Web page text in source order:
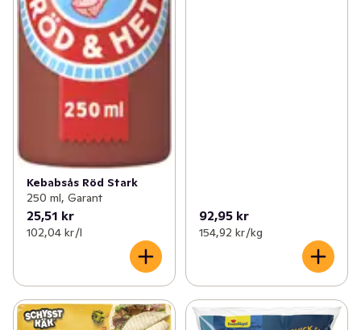
Kebabsås Röd Stark
250 ml, Garant
25,51 kr
102,04 kr /l
92,95 kr
154,92 kr /kg